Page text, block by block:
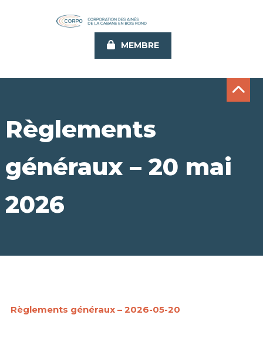
MEMBRE
Règlements
généraux – 20 mai
2026
Règlements généraux – 2026-05-20